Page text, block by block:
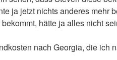
ja jetzt nichts anderes
hätte ja alles nicht
nach Georgia, die ich